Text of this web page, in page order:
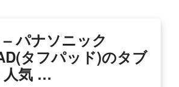
パナソニック
タフパッド)のタブ
人気 …